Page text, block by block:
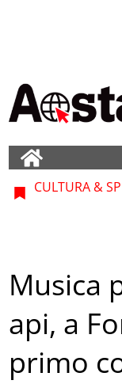
CULTURA &
Musica
api, a
primo